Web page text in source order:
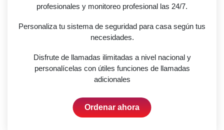
profesionales y monitoreo profesional las 24/7.
Personaliza tu sistema de seguridad para casa según tus
necesidades.
Disfrute de llamadas ilimitadas a nivel nacional y
personalícelas con útiles funciones de llamadas
adicionales
Ordenar ahora